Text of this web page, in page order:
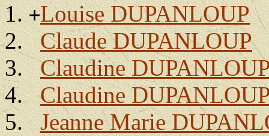
+Louise DUPANLOUP
Claude DUPANLOUP
Claudine
Claudine
Jeanne Marie